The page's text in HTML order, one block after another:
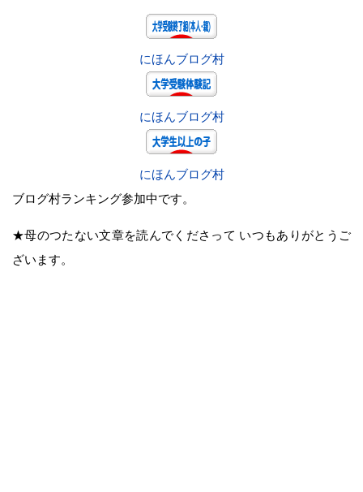
にほんブログ村
にほんブログ村
にほんブログ村
ブログ村ランキング参加中です。
★母のつたない文章を読んでくださって いつもありがとうご
ざいます。